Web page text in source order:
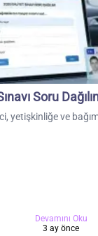
Soru
yetişkinliğe ve
Devamını Oku
3 ay önce